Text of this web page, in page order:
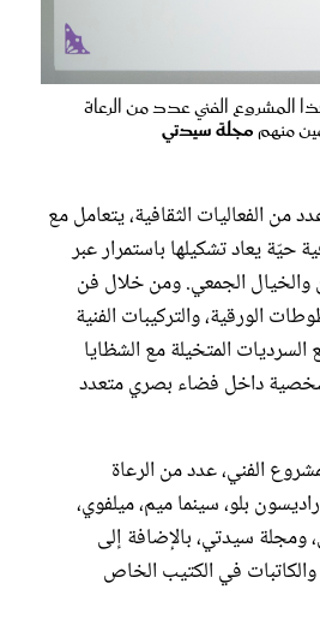
المشروع الفني عدد من الرعاة
منهممجلة سيدتي
من الفعاليات الثقافية، يتعامل مع
حيّة يعاد تشكيلها باستمرار عبر
والخيال الجمعي. ومن خلال فن
الورقية، والتركيبات الفنية
السرديات المتخيلة مع الشظايا
داخل فضاء بصري متعدد
الفني، عدد من الرعاة
بلو، سينما ميم، ميلفوي،
سيدتي، بالإضافة إلى
في الكتيب الخاص